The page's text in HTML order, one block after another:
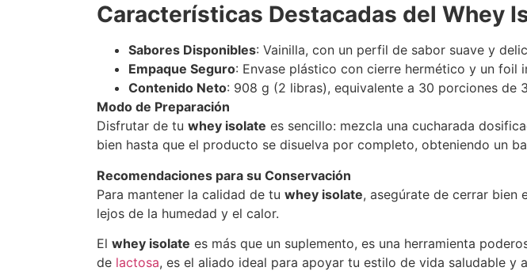
Características Destacadas del Whey
Sabores Disponibles: Vainilla, con un perfil de sabor suave y
Empaque Seguro: Envase plástico con cierre hermético y un
Contenido Neto: 908 g (2 libras), equivalente a 30 porciones de
Modo de Preparación
Disfrutar de tu whey isolate es sencillo: mezcla una cucharada
bien hasta que el producto se disuelva por completo, obteniendo un
Recomendaciones para su Conservación
Para mantener la calidad de tu whey isolate, asegúrate de cerrar bien
lejos de la humedad y el calor.
El whey isolate es más que un suplemento, es una herramienta
de lactosa, es el aliado ideal para apoyar tu estilo de vida saludable y